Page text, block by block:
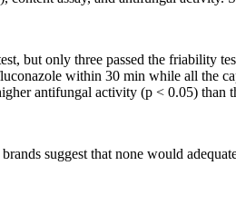
but only three passed the friability
within 30 min while all the
antifungal activity (p < 0.05) than
suggest that none would